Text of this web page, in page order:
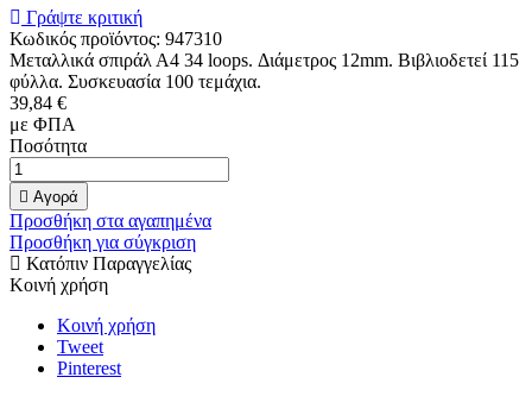
Γράψτε κριτική
Κωδικός προϊόντος: 947310
Μεταλλικά σπιράλ Α4 34 loops. Διάμετρος 12mm. Βιβλιοδετεί 115
φύλλα. Συσκευασία 100 τεμάχια.
39,84 €
με ΦΠΑ
Ποσότητα
 Αγορά
Προσθήκη στα αγαπημένα
Προσθήκη για σύγκριση
Κατόπιν Παραγγελίας
Κοινή χρήση
Κοινή χρήση
Tweet
Pinterest